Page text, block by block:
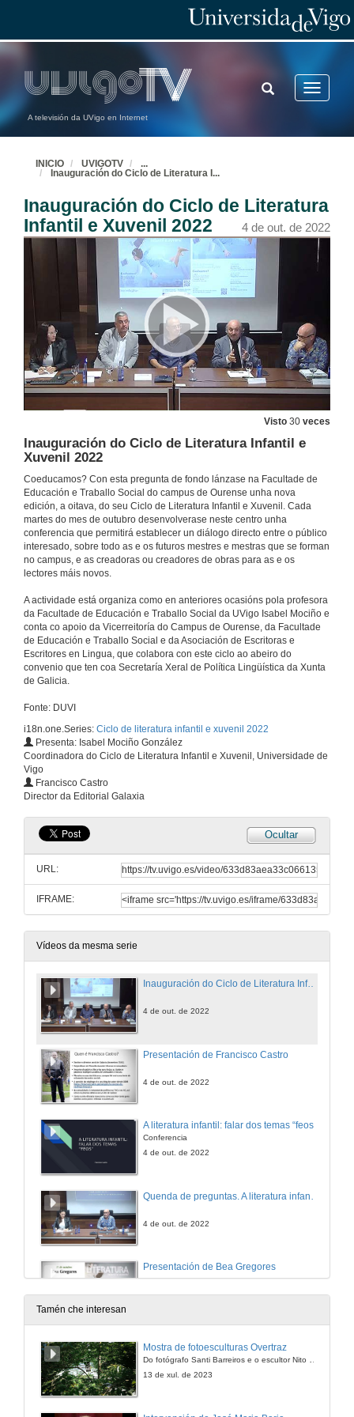
A televisión da UVigo en Internet
Toggle
TOGGLE
SEARCH
INICIO UVIGOTV
...
Inauguración do Ciclo de Literatura I ...
Inauguración do Ciclo de Literatura
Infantil e Xuvenil 2022
4 de out. de 2022
Visto 30 veces
Inauguración do Ciclo de Literatura Infantil e
Xuvenil 2022
Coeducamos? Con esta pregunta de fondo lánzase na Facultade de
Educación e Traballo Social do campus de Ourense unha nova
edición, a oitava, do seu Ciclo de Literatura Infantil e Xuvenil. Cada
martes do mes de outubro desenvolverase neste centro unha
conferencia que permitirá establecer un diálogo directo entre o público
interesado, sobre todo as e os futuros mestres e mestras que se forman
no campus, e as creadoras ou creadores de obras para as e os
lectores máis novos.
A actividade está organiza como en anteriores ocasións pola profesora
da Facultade de Educación e Traballo Social da UVigo Isabel Mociño e
conta co apoio da Vicerreitoría do Campus de Ourense, da Facultade
de Educación e Traballo Social e da Asociación de Escritoras e
Escritores en Lingua, que colabora con este ciclo ao abeiro do
convenio que ten coa Secretaría Xeral de Política Lingüística da Xunta
de Galicia.
Fonte: DUVI
i18n.one.Series: Ciclo de literatura infantil e xuvenil 2022
Presenta: Isabel Mociño González
Coordinadora do Ciclo de Literatura Infantil e Xuvenil, Universidade de
Vigo
Francisco Castro
Director da Editorial Galaxia
Ocultar
URL:
IFRAME:
Vídeos da mesma serie
Inauguración do Ciclo de Literatura Infantil e Xuvenil 2022
4 de out. de 2022
Presentación de Francisco Castro
4 de out. de 2022
A literatura infantil: falar dos temas “feos"
Conferencia
4 de out. de 2022
4 de out. de 2022
Presentación de Bea Gregores
11 de out. de 2022
11 de out. de 2022
Tamén che interesan
Mostra de fotoesculturas Overtraz
13 de xul. de 2023